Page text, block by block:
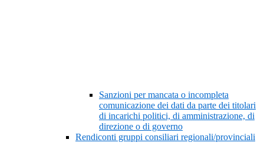
Sanzioni per mancata o incompleta
comunicazione dei dati da parte dei titolari
di incarichi politici, di amministrazione, di
direzione o di governo
Rendiconti gruppi consiliari regionali/provinciali